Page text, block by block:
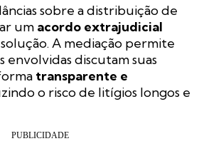
sobre a distribuição de
um acordo extrajudicial
A mediação permite
envolvidas discutam suas
transparente e
o risco de litígios longos e